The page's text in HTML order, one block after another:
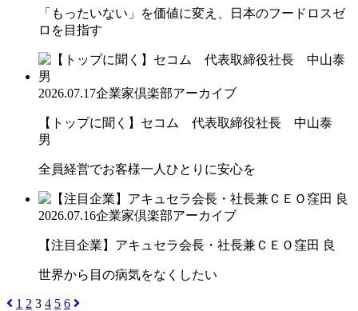
「もったいない」を価値に変え、日本のフードロスゼ
ロを目指す
2026.07.17企業家倶楽部アーカイブ
【トップに聞く】セコム 代表取締役社長 中山泰
男
全員経営でお客様一人ひとりに安心を
2026.07.16企業家倶楽部アーカイブ
【注目企業】アキュセラ会長・社長兼ＣＥＯ窪田 良
世界から目の病気をなくしたい
1 2 3 4 5 6